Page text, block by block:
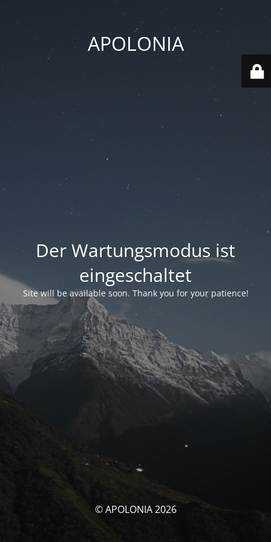
APOLONIA
Der Wartungsmodus ist
eingeschaltet
Site will be available soon. Thank you for your patience!
© APOLONIA 2026